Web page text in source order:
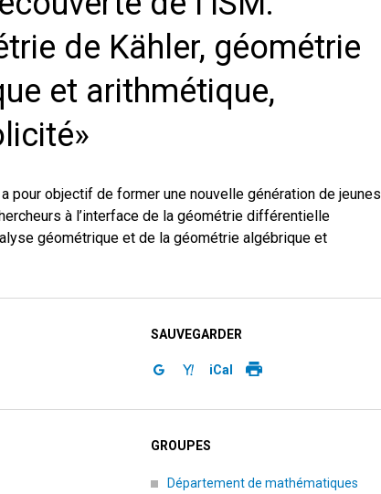
de Kähler, géométrie
et arithmétique,
pour objectif de former une nouvelle génération de jeunes
à l’interface de la géométrie différentielle
géométrique et de la géométrie algébrique et
SAUVEGARDER
iCal
GROUPES
Département de mathématiques